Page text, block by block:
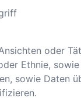
oder
Ethnie,
sowie Daten